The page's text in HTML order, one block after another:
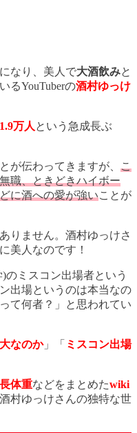
なり、美人で大酒飲みと
るYouTuberの酒村ゆっけ
万人 という急成長ぶ
が伝わってきますが、 こ
職、ときどきハイボー
に酒への愛が強いことが
りません。酒村ゆっけさ
美人なのです！
のミスコン出場者という
出場というのは本当なの
て何者？」と思われてい
なのか」「 ミスコン出場
体重などをまとめたwiki
村ゆっけさんの独特な世